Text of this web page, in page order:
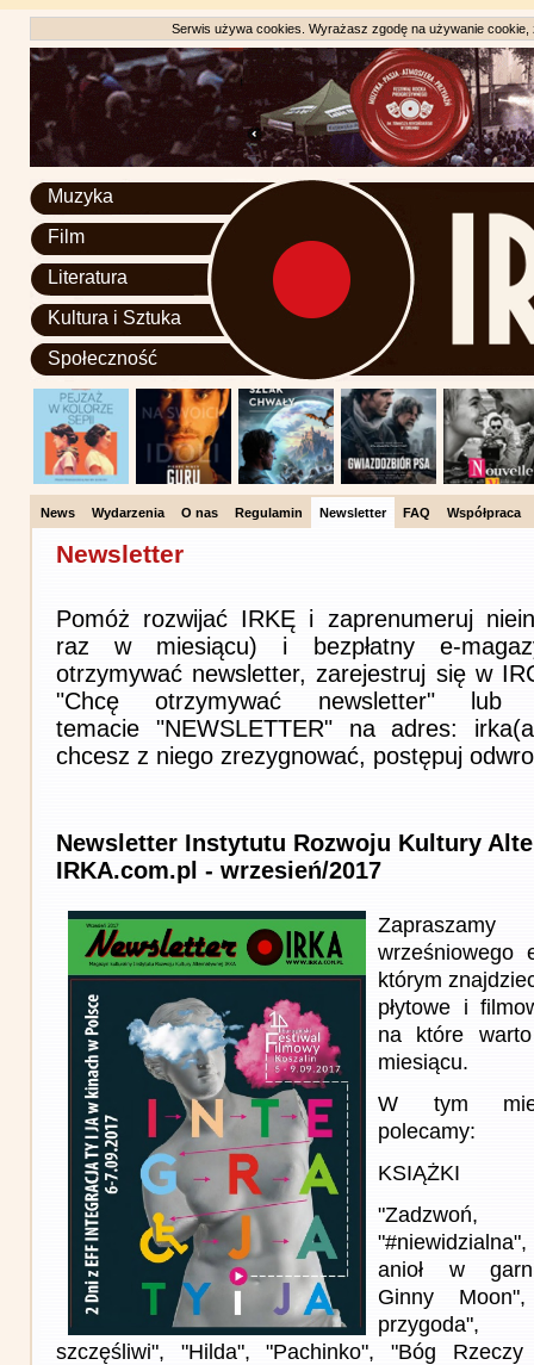
Serwis używa cookies. Wyrażasz zgodę na używanie
Muzyka
Film
Literatura
Kultura i Sztuka
Społeczność
News Wydarzenia O nas Regulamin Newsletter FAQ Współpraca
Newsletter
Pomóż rozwijać IRKĘ i zaprenumeruj
raz w miesiącu) i bezpłatny e-
otrzymywać newsletter, zarejestruj się w
"Chcę otrzymywać newsletter"
temacie "NEWSLETTER" na adres:
chcesz z niego zrezygnować, postępuj
Newsletter Instytutu Rozwoju Kultury
IRKA.com.pl - wrzesień/2017
wrześniowego
którym
płytowe i
na które
miesiącu.
W tym
polecamy:
KSIĄŻKI
anioł w
Ginny
przygoda",
szczęśliwi", "Hilda", "Pachinko", "Bóg